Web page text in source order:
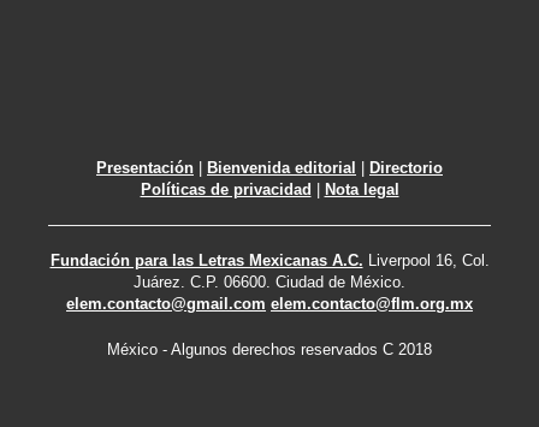
Presentación | Bienvenida editorial | Directorio
Políticas de privacidad | Nota legal
Fundación para las Letras Mexicanas A.C. Liverpool 16, Col.
Juárez. C.P. 06600. Ciudad de México.
elem.contacto@gmail.com elem.contacto@flm.org.mx
México - Algunos derechos reservados C 2018